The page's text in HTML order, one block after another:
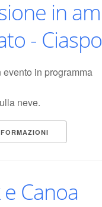
in
-
evento in programma
neve.
Canoa